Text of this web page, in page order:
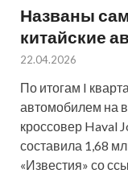
Названы
китайские
22.04.2026
По итогам I
автомобилем на
кроссовер Haval
составила 1,68
«Известия» со